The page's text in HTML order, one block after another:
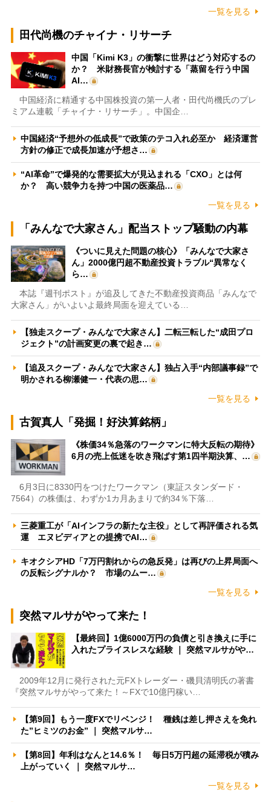
一覧を見る
田代尚機のチャイナ・リサーチ
中国「Kimi K3」の衝撃に世界はどう対応するの
か？ 米財務長官が検討する「蒸留を行う中国
AI…
中国経済に精通する中国株投資の第一人者・田代尚機氏のプレ
ミアム連載「チャイナ・リサーチ」。中国企…
中国経済“予想外の低成長”で政策のテコ入れ必至か 経済運営
方針の修正で成長加速が予想さ…
“AI革命”で爆発的な需要拡大が見込まれる「CXO」とは何
か？ 高い競争力を持つ中国の医薬品…
一覧を見る
「みんなで大家さん」配当ストップ騒動の内幕
《ついに見えた問題の核心》「みんなで大家さ
ん」2000億円超不動産投資トラブル“異常なく
ら…
本誌『週刊ポスト』が追及してきた不動産投資商品「みんなで
大家さん」がいよいよ最終局面を迎えている…
【独走スクープ・みんなで大家さん】二転三転した“成田プロ
ジェクト”の計画変更の裏で起き…
【追及スクープ・みんなで大家さん】独占入手“内部議事録”で
明かされる柳瀬健一・代表の思…
一覧を見る
古賀真人「発掘！好決算銘柄」
《株価34％急落のワークマンに特大反転の期待》
6月の売上低迷を吹き飛ばす第1四半期決算、…
6月3日に8330円をつけたワークマン（東証スタンダード・
7564）の株価は、わずか1カ月あまりで約34％下落…
三菱重工が「AIインフラの新たな主役」として再評価される気
運 エヌビディアとの提携でAI…
キオクシアHD「7万円割れからの急反発」は再びの上昇局面へ
の反転シグナルか？ 市場のムー…
一覧を見る
突然マルサがやって来た！
【最終回】1億6000万円の負債と引き換えに手に
入れたプライスレスな経験 ｜ 突然マルサがや…
2009年12月に発行された元FXトレーダー・磯貝清明氏の著書
『突然マルサがやって来た！～FXで10億円稼い…
【第9回】もう一度FXでリベンジ！ 種銭は差し押さえを免れ
た”ヒミツのお金” ｜ 突然マルサ…
【第8回】年利はなんと14.6％！ 毎日5万円超の延滞税が積み
上がっていく ｜ 突然マルサ…
一覧を見る